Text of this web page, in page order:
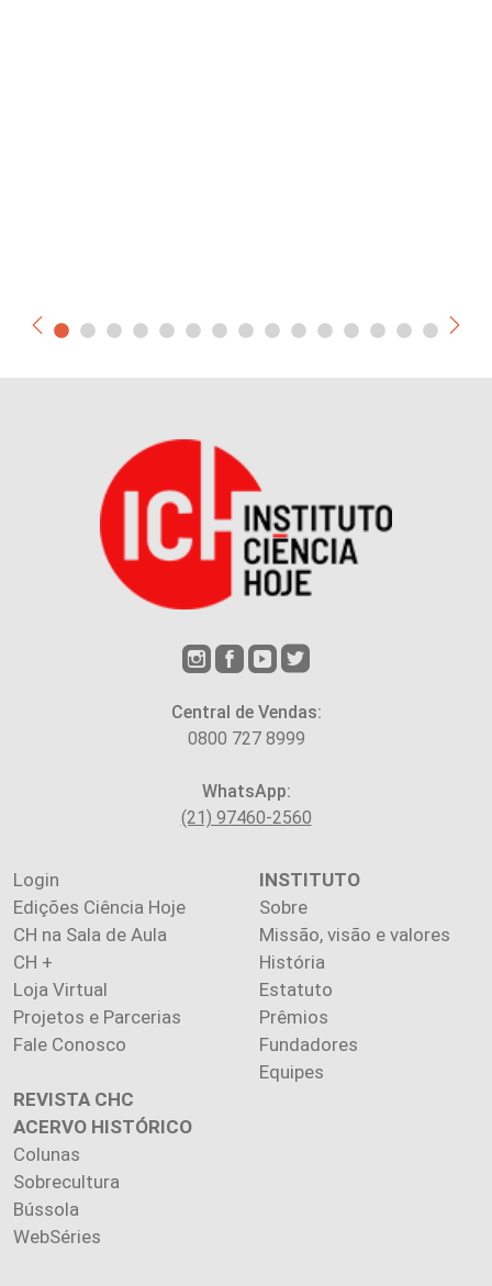
Central de Vendas:
0800 727 8999
WhatsApp:
(21) 97460-2560
Login
Edições Ciência Hoje
CH na Sala de Aula
CH +
Loja Virtual
Projetos e Parcerias
Fale Conosco
INSTITUTO
Sobre
Missão, visão e valores
História
Estatuto
Prêmios
Fundadores
Equipes
REVISTA CHC
ACERVO HISTÓRICO
Colunas
Sobrecultura
Bússola
WebSéries